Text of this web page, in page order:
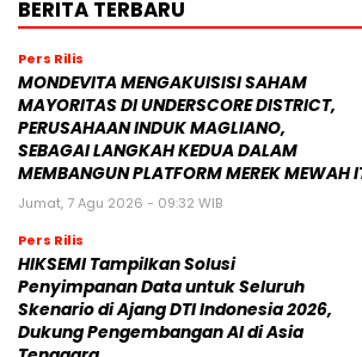
BERITA TERBARU
Pers Rilis
MONDEVITA MENGAKUISISI SAHAM
MAYORITAS DI UNDERSCORE DISTRICT,
PERUSAHAAN INDUK MAGLIANO,
SEBAGAI LANGKAH KEDUA DALAM
MEMBANGUN PLATFORM MEREK MEWAH
Jumat, 7 Agu 2026 - 09:32 WIB
Pers Rilis
HIKSEMI Tampilkan Solusi
Penyimpanan Data untuk Seluruh
Skenario di Ajang DTI Indonesia 2026,
Dukung Pengembangan AI di Asia